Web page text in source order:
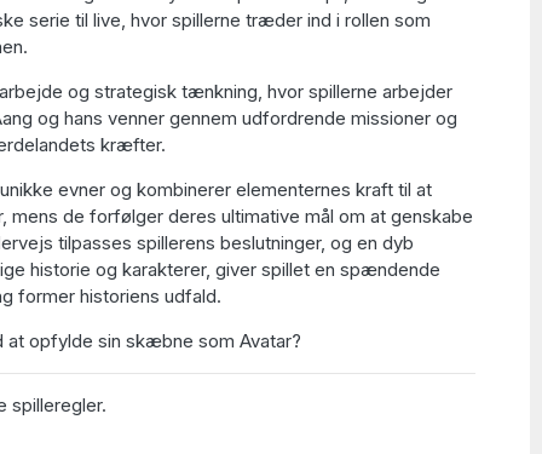
serie til live, hvor spillerne træder ind i rollen som
og strategisk tænkning, hvor spillerne arbejder
og hans venner gennem udfordrende missioner og
kræfter.
evner og kombinerer elementernes kraft til at
mens de forfølger deres ultimative mål om at genskabe
tilpasses spillerens beslutninger, og en dyb
historie og karakterer, giver spillet en spændende
former historiens udfald.
at opfylde sin skæbne som Avatar?
spilleregler.